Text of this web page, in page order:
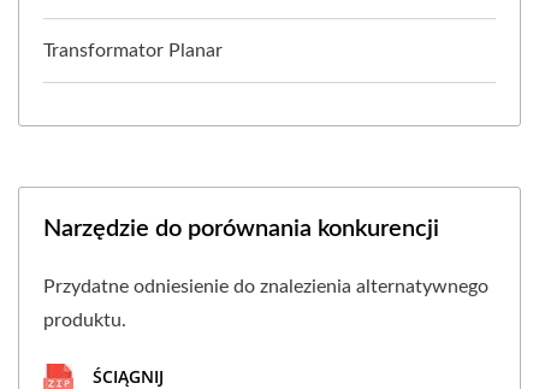
Transformator Planar
Narzędzie do porównania konkurencji
Przydatne odniesienie do znalezienia alternatywnego
produktu.
ŚCIĄGNIJ